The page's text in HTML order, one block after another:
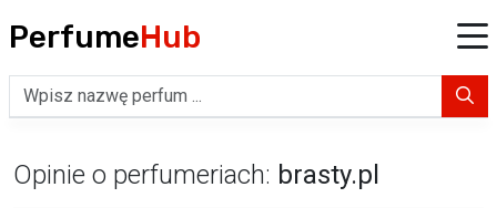
PerfumeHub
Opinie o perfumeriach: brasty.pl